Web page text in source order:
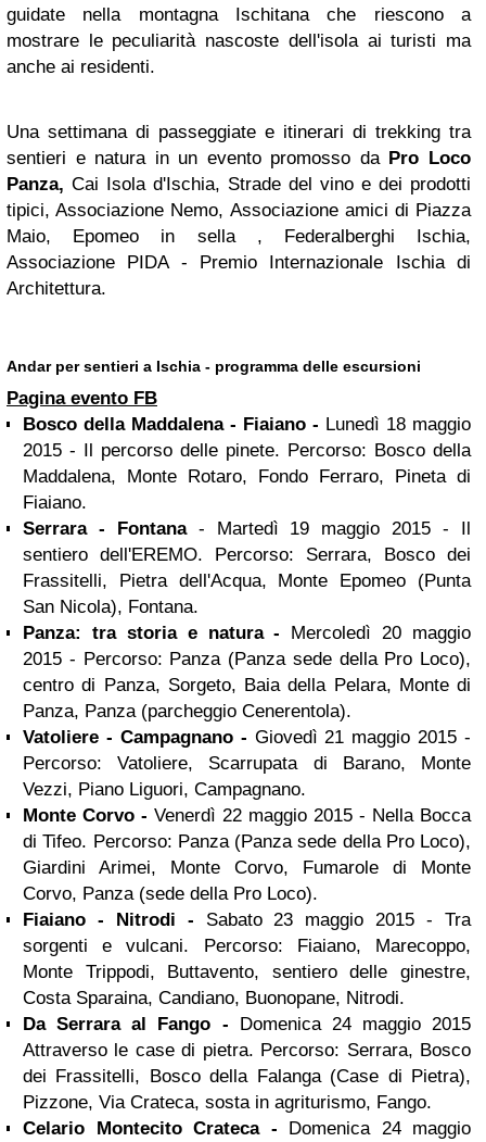
guidate nella montagna Ischitana che riescono a
mostrare le peculiarità nascoste dell'isola ai turisti ma
anche ai residenti.
Una settimana di passeggiate e itinerari di trekking tra
sentieri e natura in un evento promosso da Pro Loco
Panza, Cai Isola d'Ischia, Strade del vino e dei prodotti
tipici, Associazione Nemo, Associazione amici di Piazza
Maio, Epomeo in sella , Federalberghi Ischia,
Associazione PIDA - Premio Internazionale Ischia di
Architettura.
Andar per sentieri a Ischia - programma delle escursioni
Pagina evento FB
Bosco della Maddalena - Fiaiano - Lunedì 18 maggio
2015 - Il percorso delle pinete. Percorso: Bosco della
Maddalena, Monte Rotaro, Fondo Ferraro, Pineta di
Fiaiano.
Serrara - Fontana- Martedì 19 maggio 2015 - Il
sentiero dell'EREMO. Percorso: Serrara, Bosco dei
Frassitelli, Pietra dell'Acqua, Monte Epomeo (Punta
San Nicola), Fontana.
Panza: tra storia e natura - Mercoledì 20 maggio
2015 - Percorso: Panza (Panza sede della Pro Loco),
centro di Panza, Sorgeto, Baia della Pelara, Monte di
Panza, Panza (parcheggio Cenerentola).
Vatoliere - Campagnano - Giovedì 21 maggio 2015 -
Percorso: Vatoliere, Scarrupata di Barano, Monte
Vezzi, Piano Liguori, Campagnano.
Monte Corvo - Venerdì 22 maggio 2015 - Nella Bocca
di Tifeo. Percorso: Panza (Panza sede della Pro Loco),
Giardini Arimei, Monte Corvo, Fumarole di Monte
Corvo, Panza (sede della Pro Loco).
Fiaiano - Nitrodi - Sabato 23 maggio 2015 - Tra
sorgenti e vulcani. Percorso: Fiaiano, Marecoppo,
Monte Trippodi, Buttavento, sentiero delle ginestre,
Costa Sparaina, Candiano, Buonopane, Nitrodi.
Da Serrara al Fango - Domenica 24 maggio 2015
Attraverso le case di pietra. Percorso: Serrara, Bosco
dei Frassitelli, Bosco della Falanga (Case di Pietra),
Pizzone, Via Crateca, sosta in agriturismo, Fango.
Celario Montecito Crateca - Domenica 24 maggio